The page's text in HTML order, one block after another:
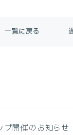
一覧に戻る
プ開催のお知らせ